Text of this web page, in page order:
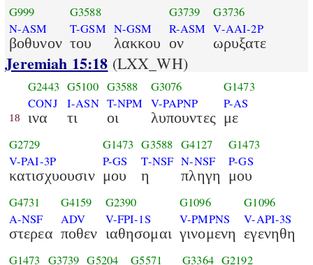
G999
N-ASM
βοθυνον
G3588
T-GSM
του
N-GSM
λακκου
G3739
R-ASM
ον
G3736
V-AAI-2P
ωρυξατε
Jeremiah 15:18 (LXX_WH)
18
G2443
CONJ
ινα
G5100
I-ASN
τι
G3588
T-NPM
οι
G3076
V-PAPNP
λυπουντες
G1473
P-AS
με
G2729
V-PAI-3P
κατισχυουσιν
G1473
P-GS
μου
G3588
T-NSF
η
G4127
N-NSF
πληγη
G1473
P-GS
μου
G4731
A-NSF
στερεα
G4159
ADV
ποθεν
G2390
V-FPI-1S
ιαθησομαι
G1096
V-PMPNS
γινομενη
G1096
V-API-3S
εγενηθη
G1473 G3739 G5204 G5571 G3364 G2192